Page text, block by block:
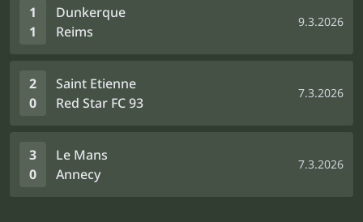
1
1
Dunkerque
Reims
9.3.2026
2
0
Saint Etienne
Red Star FC 93
7.3.2026
3
0
Le Mans
Annecy
7.3.2026